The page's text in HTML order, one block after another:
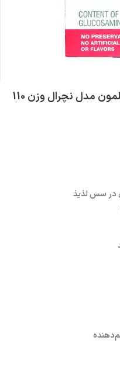
کنسرو گربه شایر طعم مرغ و بوقلمون مدل نچرال وزن 110
در سس لذیذ